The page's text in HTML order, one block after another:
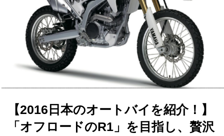
【2016日本のオートバイを紹介！】
「オフロードのR1」を目指し、贅沢